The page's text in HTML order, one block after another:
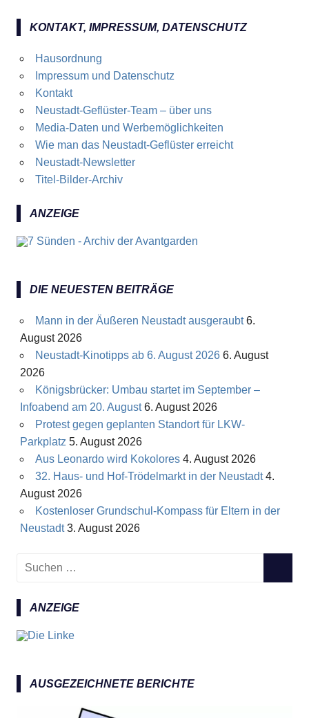
KONTAKT, IMPRESSUM, DATENSCHUTZ
Hausordnung
Impressum und Datenschutz
Kontakt
Neustadt-Geflüster-Team – über uns
Media-Daten und Werbemöglichkeiten
Wie man das Neustadt-Geflüster erreicht
Neustadt-Newsletter
Titel-Bilder-Archiv
ANZEIGE
DIE NEUESTEN BEITRÄGE
Mann in der Äußeren Neustadt ausgeraubt 6.
August 2026
Neustadt-Kinotipps ab 6. August 2026 6. August
2026
Königsbrücker: Umbau startet im September –
Infoabend am 20. August 6. August 2026
Protest gegen geplanten Standort für LKW-
Parkplatz 5. August 2026
Aus Leonardo wird Kokolores 4. August 2026
32. Haus- und Hof-Trödelmarkt in der Neustadt 4.
August 2026
Kostenloser Grundschul-Kompass für Eltern in der
Neustadt 3. August 2026
c
h
e
ANZEIGE
AUSGEZEICHNETE BERICHTE